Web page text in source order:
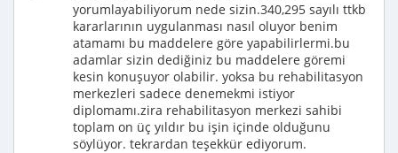
yorumlayabiliyorum nede sizin.340,295 sayılı ttkb
kararlarının uygulanması nasıl oluyor benim
atamamı bu maddelere göre yapabilirlermi.bu
adamlar sizin dediğiniz bu maddelere göremi
kesin konuşuyor olabilir. yoksa bu rehabilitasyon
merkezleri sadece denemekmi istiyor
diplomamı.zira rehabilitasyon merkezi sahibi
toplam on üç yıldır bu işin içinde olduğunu
söylüyor. tekrardan teşekkür ediyorum.